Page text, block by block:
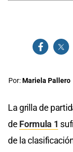
Por:Mariela Pallero
La grilla de
de Formula 1
de la